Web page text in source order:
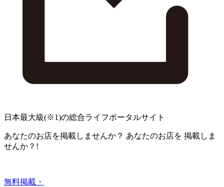
日本最大級(※1)の総合ライフポータルサイト
あなたのお店を掲載しませんか？ あなたのお店を 掲載しま
せんか？!
無料掲載・